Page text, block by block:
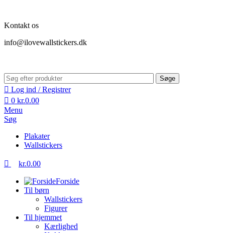
Kontakt os
info@ilovewallstickers.dk
Søge
Log ind / Registrer
0 kr.0.00
Menu
Søg
Plakater
Wallstickers
kr.0.00
Forside
Til børn
Wallstickers
Figurer
Til hjemmet
Kærlighed